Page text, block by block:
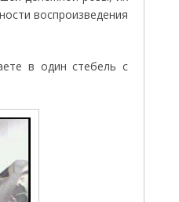
воспроизведения
в один стебель с